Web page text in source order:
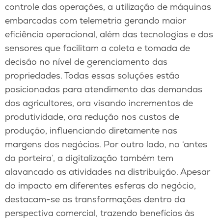
controle das operações, a utilização de máquinas
embarcadas com telemetria gerando maior
eficiência operacional, além das tecnologias e dos
sensores que facilitam a coleta e tomada de
decisão no nível de gerenciamento das
propriedades. Todas essas soluções estão
posicionadas para atendimento das demandas
dos agricultores, ora visando incrementos de
produtividade, ora redução nos custos de
produção, influenciando diretamente nas
margens dos negócios. Por outro lado, no ‘antes
da porteira’, a digitalização também tem
alavancado as atividades na distribuição. Apesar
do impacto em diferentes esferas do negócio,
destacam-se as transformações dentro da
perspectiva comercial, trazendo benefícios às